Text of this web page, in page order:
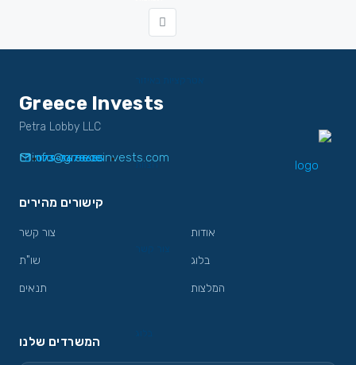
הצוות
073-3678685
Greece Invests
Petra Lobby LLC
info@greeceinvests.com
קישורים מהירים
אודות
בלוג
המלצות
צור קשר
שו"ת
תנאים
המשרדים שלנו